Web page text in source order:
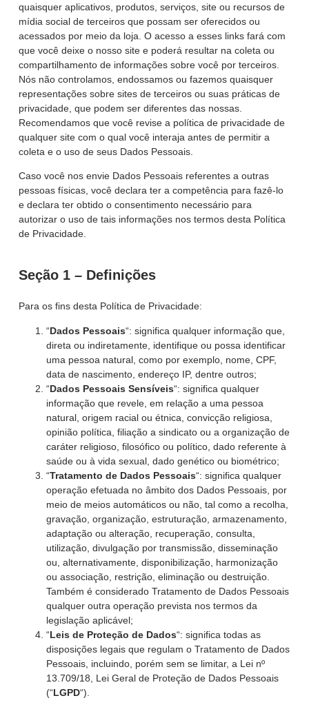
quaisquer aplicativos, produtos, serviços, site ou recursos de
mídia social de terceiros que possam ser oferecidos ou
acessados por meio da loja. O acesso a esses links fará com
que você deixe o nosso site e poderá resultar na coleta ou
compartilhamento de informações sobre você por terceiros.
Nós não controlamos, endossamos ou fazemos quaisquer
representações sobre sites de terceiros ou suas práticas de
privacidade, que podem ser diferentes das nossas.
Recomendamos que você revise a política de privacidade de
qualquer site com o qual você interaja antes de permitir a
coleta e o uso de seus Dados Pessoais.
Caso você nos envie Dados Pessoais referentes a outras
pessoas físicas, você declara ter a competência para fazê-lo
e declara ter obtido o consentimento necessário para
autorizar o uso de tais informações nos termos desta Política
de Privacidade.
Seção 1 – Definições
Para os fins desta Política de Privacidade:
“Dados Pessoais“: significa qualquer informação que,
direta ou indiretamente, identifique ou possa identificar
uma pessoa natural, como por exemplo, nome, CPF,
data de nascimento, endereço IP, dentre outros;
“Dados Pessoais Sensíveis“: significa qualquer
informação que revele, em relação a uma pessoa
natural, origem racial ou étnica, convicção religiosa,
opinião política, filiação a sindicato ou a organização de
caráter religioso, filosófico ou político, dado referente à
saúde ou à vida sexual, dado genético ou biométrico;
“Tratamento de Dados Pessoais“: significa qualquer
operação efetuada no âmbito dos Dados Pessoais, por
meio de meios automáticos ou não, tal como a recolha,
gravação, organização, estruturação, armazenamento,
adaptação ou alteração, recuperação, consulta,
utilização, divulgação por transmissão, disseminação
ou, alternativamente, disponibilização, harmonização
ou associação, restrição, eliminação ou destruição.
Também é considerado Tratamento de Dados Pessoais
qualquer outra operação prevista nos termos da
legislação aplicável;
“Leis de Proteção de Dados“: significa todas as
disposições legais que regulam o Tratamento de Dados
Pessoais, incluindo, porém sem se limitar, a Lei nº
13.709/18, Lei Geral de Proteção de Dados Pessoais
(“LGPD“).